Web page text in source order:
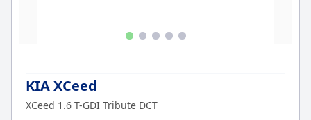
KIA XCeed
XCeed 1.6 T-GDI Tribute DCT